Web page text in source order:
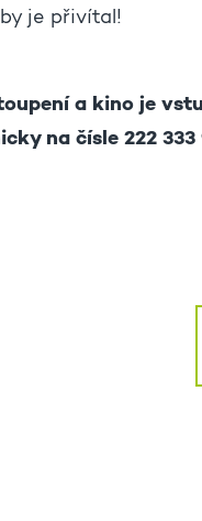
je přivítal!
a kino je
na čísle 222